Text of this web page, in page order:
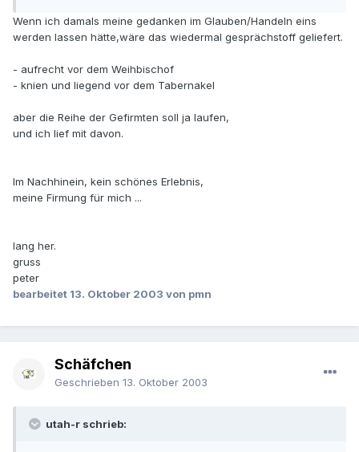
Wenn ich damals meine gedanken im Glauben/Handeln eins
werden lassen hätte,wäre das wiedermal gesprächstoff geliefert.
- aufrecht vor dem Weihbischof
- knien und liegend vor dem Tabernakel
aber die Reihe der Gefirmten soll ja laufen,
und ich lief mit davon.
Im Nachhinein, kein schönes Erlebnis,
meine Firmung für mich ...
lang her.
gruss
peter
bearbeitet 13. Oktober 2003 von pmn
Schäfchen
Geschrieben 13. Oktober 2003
utah-r schrieb: